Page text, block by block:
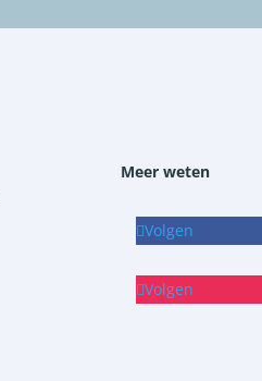
Meer weten
Volgen
Volgen